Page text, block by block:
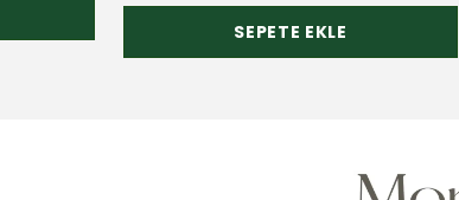
SEPETE EKLE